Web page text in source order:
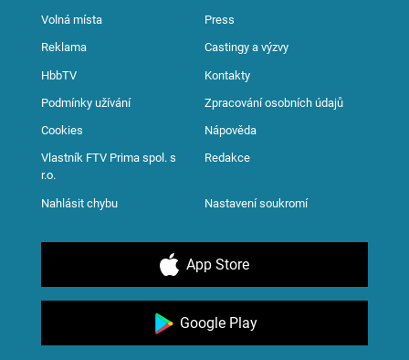
Volná místa Press
Reklama Castingy a výzvy
HbbTV Kontakty
Podmínky užívání Zpracování osobních údajů
Cookies Nápověda
Vlastník FTV Prima spol. s
r.o.
Redakce
Nahlásit chybu Nastavení soukromí
App Store
Google Play